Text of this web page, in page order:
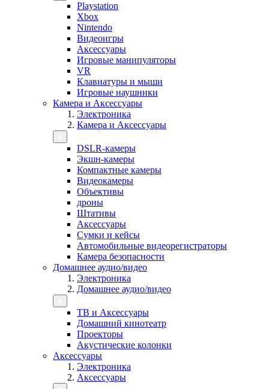
Playstation
Xbox
Nintendo
Видеоигры
Аксессуары
Игровые манипуляторы
VR
Клавиатуры и мыши
Игровые наушники
Камера и Аксессуары
Электроника
Камера и Аксессуары
DSLR-камеры
Экшн-камеры
Компактные камеры
Видеокамеры
Объективы
дроны
Штативы
Аксессуары
Сумки и кейсы
Автомобильные видеорегистраторы
Камера безопасности
Домашнее аудио/видео
Электроника
Домашнее аудио/видео
ТВ и Аксессуары
Домашний кинотеатр
Проекторы
Акустические колонки
Аксессуары
Электроника
Аксессуары